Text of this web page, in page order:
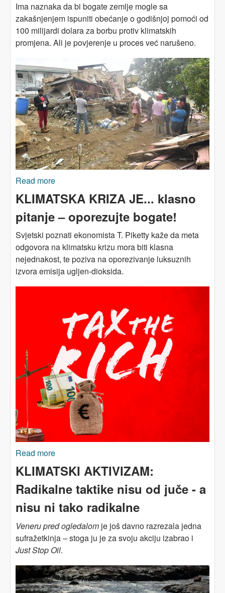
Ima naznaka da bi bogate zemlje mogle sa
zakašnjenjem ispuniti obećanje o godišnjoj pomoći od
100 milijardi dolara za borbu protiv klimatskih
promjena. Ali je povjerenje u proces već narušeno.
Read more
obećanja i novi pregovori
KLIMATSKA KRIZA JE... klasno
pitanje – oporezujte bogate!
Svjetski poznati ekonomista T. Piketty kaže da meta
odgovora na klimatsku krizu mora biti klasna
nejednakost, te poziva na oporezivanje luksuznih
izvora emisija ugljen-dioksida.
Read more
oporezujte bogate!
KLIMATSKI AKTIVIZAM:
Radikalne taktike nisu od juče - a
nisu ni tako radikalne
Veneru pred ogledalom je još davno razrezala jedna
sufražetkinja – stoga ju je za svoju akciju izabrao i
Just Stop Oil.